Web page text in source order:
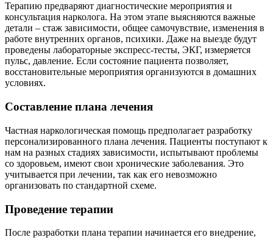
Терапию предваряют диагностические мероприятия и
консультация нарколога. На этом этапе выясняются важные
детали – стаж зависимости, общее самочувствие, изменения в
работе внутренних органов, психики. Даже на выезде будут
проведены лабораторные экспресс-тесты, ЭКГ, измеряется
пульс, давление. Если состояние пациента позволяет,
восстановительные мероприятия организуются в домашних
условиях.
Составление плана лечения
Частная наркологическая помощь предполагает разработку
персонализированного плана лечения. Пациенты поступают к
нам на разных стадиях зависимости, испытывают проблемы
со здоровьем, имеют свои хронические заболевания. Это
учитывается при лечении, так как его невозможно
организовать по стандартной схеме.
Проведение терапии
После разработки плана терапии начинается его внедрение,